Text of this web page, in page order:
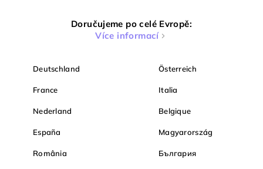
Doručujeme po celé Evropě:
Více informací
Deutschland Österreich
France Italia
Nederland Belgique
España Magyarország
România България